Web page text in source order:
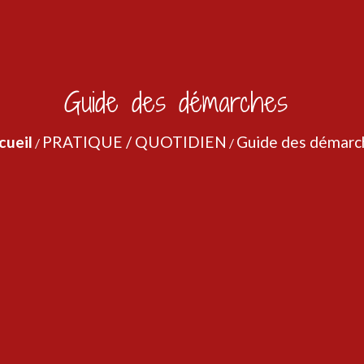
Guide des démarches
/ PRATIQUE / QUOTIDIEN / Guide des